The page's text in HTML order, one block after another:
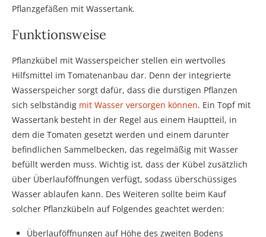
Pflanzgefäßen mit Wassertank.
Funktionsweise
Pflanzkübel mit Wasserspeicher stellen ein wertvolles
Hilfsmittel im Tomatenanbau dar. Denn der integrierte
Wasserspeicher sorgt dafür, dass die durstigen Pflanzen
sich selbständig mit Wasser versorgen können. Ein Topf mit
Wassertank besteht in der Regel aus einem Hauptteil, in
dem die Tomaten gesetzt werden und einem darunter
befindlichen Sammelbecken, das regelmäßig mit Wasser
befüllt werden muss. Wichtig ist, dass der Kübel zusätzlich
über Überlauföffnungen verfügt, sodass überschüssiges
Wasser ablaufen kann. Des Weiteren sollte beim Kauf
solcher Pflanzkübeln auf Folgendes geachtet werden:
Überlauföffnungen auf Höhe des zweiten Bodens